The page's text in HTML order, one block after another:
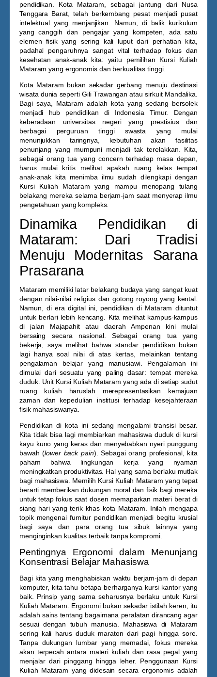
pendidikan. Kota Mataram, sebagai jantung dari Nusa
Tenggara Barat, telah berkembang pesat menjadi pusat
intelektual yang menjanjikan. Namun, di balik kurikulum
yang canggih dan pengajar yang kompeten, ada satu
elemen fisik yang sering kali luput dari perhatian kita,
padahal pengaruhnya sangat vital terhadap fokus dan
kesehatan anak-anak kita: yaitu pemilihan Kursi Kuliah
Mataram yang ergonomis dan berkualitas tinggi.
Kota Mataram bukan sekadar gerbang menuju destinasi
wisata dunia seperti Gili Trawangan atau sirkuit Mandalika.
Bagi saya, Mataram adalah kota yang sedang bersolek
menjadi hub pendidikan di Indonesia Timur. Dengan
keberadaan universitas negeri yang prestisius dan
berbagai perguruan tinggi swasta yang mulai
menunjukkan taringnya, kebutuhan akan fasilitas
penunjang yang mumpuni menjadi tak terelakkan. Kita,
sebagai orang tua yang concern terhadap masa depan,
harus mulai kritis melihat apakah ruang kelas tempat
anak-anak kita menimba ilmu sudah dilengkapi dengan
Kursi Kuliah Mataram yang mampu menopang tulang
belakang mereka selama berjam-jam saat menyerap ilmu
pengetahuan yang kompleks.
Dinamika Pendidikan di
Mataram: Dari Tradisi
Menuju Modernitas Sarana
Prasarana
Mataram memiliki latar belakang budaya yang sangat kuat
dengan nilai-nilai religius dan gotong royong yang kental.
Namun, di era digital ini, pendidikan di Mataram dituntut
untuk berlari lebih kencang. Kita melihat kampus-kampus
di jalan Majapahit atau daerah Ampenan kini mulai
bersaing secara nasional. Sebagai orang tua yang
bekerja, saya melihat bahwa standar pendidikan bukan
lagi hanya soal nilai di atas kertas, melainkan tentang
pengalaman belajar yang manusiawi. Pengalaman ini
dimulai dari sesuatu yang paling dasar: tempat mereka
duduk. Unit Kursi Kuliah Mataram yang ada di setiap sudut
ruang kuliah haruslah merepresentasikan kemajuan
zaman dan kepedulian institusi terhadap kesejahteraan
fisik mahasiswanya.
Pendidikan di kota ini sedang mengalami transisi besar.
Kita tidak bisa lagi membiarkan mahasiswa duduk di kursi
kayu kuno yang keras dan menyebabkan nyeri punggung
bawah (lower back pain). Sebagai orang profesional, kita
paham bahwa lingkungan kerja yang nyaman
meningkatkan produktivitas. Hal yang sama berlaku mutlak
bagi mahasiswa. Memilih Kursi Kuliah Mataram yang tepat
berarti memberikan dukungan moral dan fisik bagi mereka
untuk tetap fokus saat dosen memaparkan materi berat di
siang hari yang terik khas kota Mataram. Inilah mengapa
topik mengenai furnitur pendidikan menjadi begitu krusial
bagi saya dan para orang tua sibuk lainnya yang
menginginkan kualitas terbaik tanpa kompromi.
Pentingnya Ergonomi dalam Menunjang
Konsentrasi Belajar Mahasiswa
Bagi kita yang menghabiskan waktu berjam-jam di depan
komputer, kita tahu betapa berharganya kursi kantor yang
baik. Prinsip yang sama seharusnya berlaku untuk Kursi
Kuliah Mataram . Ergonomi bukan sekadar istilah keren; itu
adalah sains tentang bagaimana peralatan dirancang agar
sesuai dengan tubuh manusia. Mahasiswa di Mataram
sering kali harus duduk maraton dari pagi hingga sore.
Tanpa dukungan lumbar yang memadai, fokus mereka
akan terpecah antara materi kuliah dan rasa pegal yang
menjalar dari pinggang hingga leher. Penggunaan Kursi
Kuliah Mataram yang didesain secara ergonomis adalah